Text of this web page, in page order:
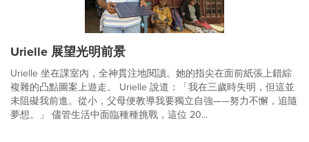
Urielle 展望光明前景
Urielle 坐在課室內，全神貫注地閱讀。她的指尖在面前紙張上錯綜
複雜的凸點圖案上遊走。 Urielle 說道：「我在三歲時失明，但這並
未阻礙我前進。從小，父母便教導我要獨立自強——努力不懈，追隨
夢想。」 儘管生活中面臨種種挑戰，這位 20...